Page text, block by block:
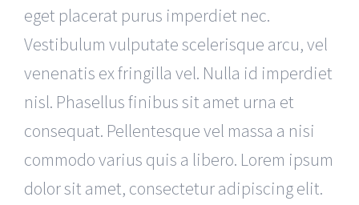
eget placerat purus imperdiet nec.
Vestibulum vulputate scelerisque arcu, vel
venenatis ex fringilla vel. Nulla id imperdiet
nisl. Phasellus finibus sit amet urna et
consequat. Pellentesque vel massa a nisi
commodo varius quis a libero. Lorem ipsum
dolor sit amet, consectetur adipiscing elit.